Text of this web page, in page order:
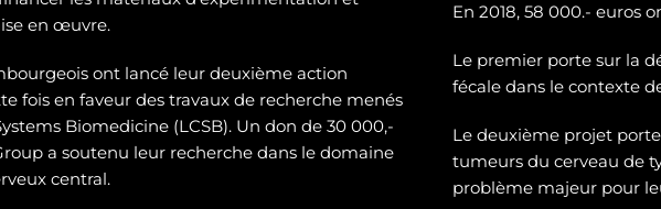
en œuvre.
ont lancé leur deuxième action
fois en faveur des travaux de recherche menés
Biomedicine (LCSB). Un don de 30 000,-
a soutenu leur recherche dans le domaine
central.
En 2018, 58 000.- euros
Le premier porte sur la
fécale dans le contexte
Le deuxième projet
tumeurs du cerveau de
problème majeur pour